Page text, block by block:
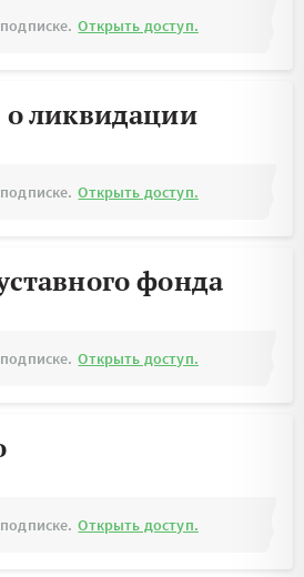
Открыть доступ.
ликвидации
Открыть доступ.
фонда
Открыть доступ.
Открыть доступ.